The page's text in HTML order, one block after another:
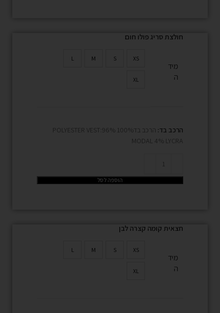
חולצת סריג פולו חום
מיד
ה
XS
S
M
L
XL
הרכב בד:
הרכב בד100% POLYESTER VEST:96%
MODAL 4% LYCRA
הוספה לסל
חצאית קומה קצרה לבן
מיד
ה
XS
S
M
L
XL